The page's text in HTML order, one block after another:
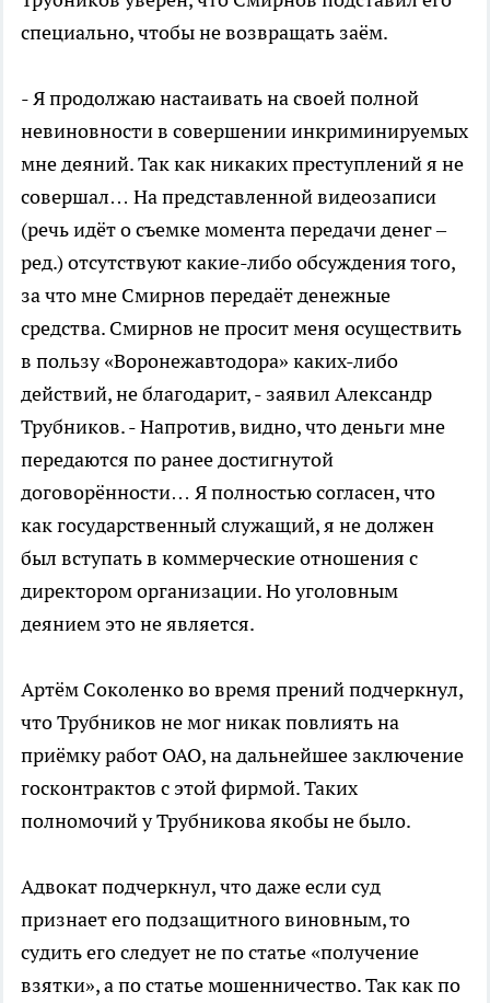
специально, чтобы не возвращать заём.
- Я продолжаю настаивать на своей полной
невиновности в совершении инкриминируемых
мне деяний. Так как никаких преступлений я не
совершал… На представленной видеозаписи
(речь идёт о съемке момента передачи денег –
ред.) отсутствуют какие-либо обсуждения того,
за что мне Смирнов передаёт денежные
средства. Смирнов не просит меня осуществить
в пользу «Воронежавтодора» каких-либо
действий, не благодарит, - заявил Александр
Трубников. - Напротив, видно, что деньги мне
передаются по ранее достигнутой
договорённости… Я полностью согласен, что
как государственный служащий, я не должен
был вступать в коммерческие отношения с
директором организации. Но уголовным
деянием это не является.
Артём Соколенко во время прений подчеркнул,
что Трубников не мог никак повлиять на
приёмку работ ОАО, на дальнейшее заключение
госконтрактов с этой фирмой. Таких
полномочий у Трубникова якобы не было.
Адвокат подчеркнул, что даже если суд
признает его подзащитного виновным, то
судить его следует не по статье «получение
взятки», а по статье мошенничество. Так как по